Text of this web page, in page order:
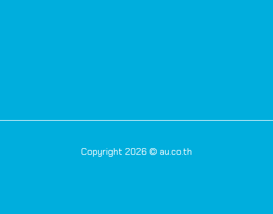
Copyright 2026 © au.co.th